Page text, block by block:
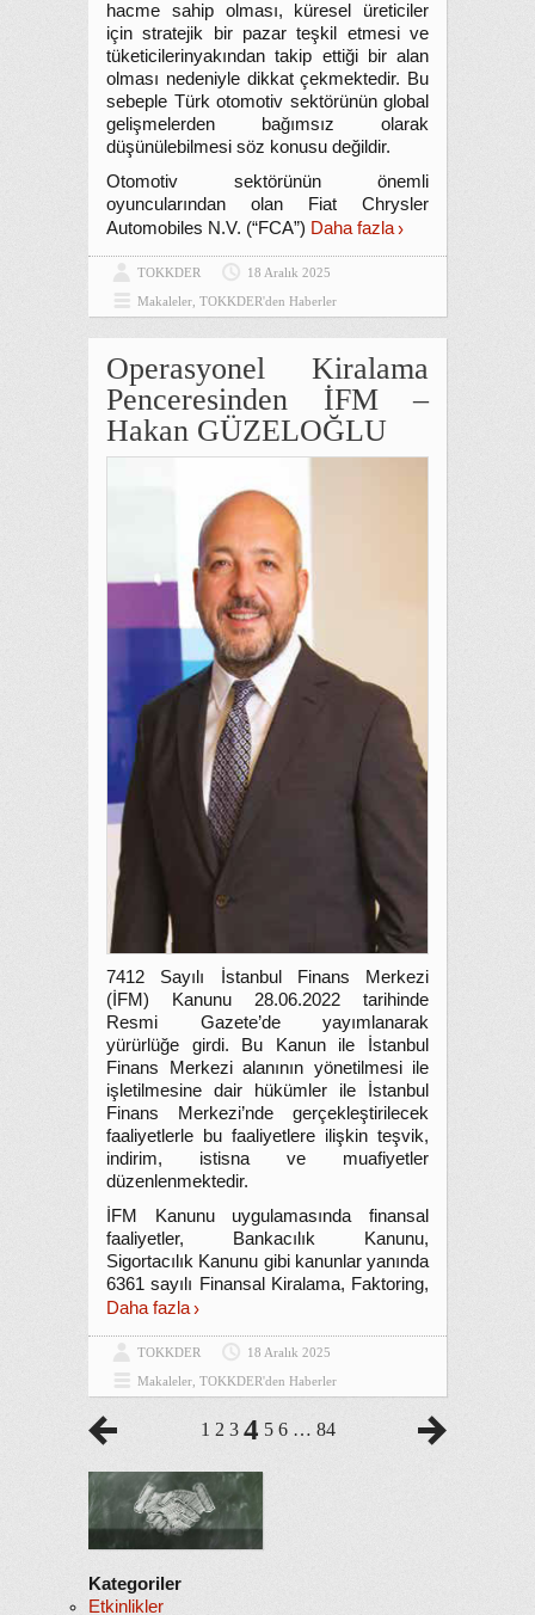
hacme sahip olması, küresel üreticiler
için stratejik bir pazar teşkil etmesi ve
tüketicilerinyakından takip ettiği bir alan
olması nedeniyle dikkat çekmektedir. Bu
sebeple Türk otomotiv sektörünün global
gelişmelerden bağımsız olarak
düşünülebilmesi söz konusu değildir.
Otomotiv sektörünün önemli
oyuncularından olan Fiat Chrysler
Automobiles N.V. (“FCA”) Daha fazla
TOKKDER
18 Aralık 2025
Makaleler TOKKDER'den Haberler
Operasyonel Kiralama
Penceresinden İFM –
Hakan GÜZELOĞLU
7412 Sayılı İstanbul Finans Merkezi
(İFM) Kanunu 28.06.2022 tarihinde
Resmi Gazete’de yayımlanarak
yürürlüğe girdi. Bu Kanun ile İstanbul
Finans Merkezi alanının yönetilmesi ile
işletilmesine dair hükümler ile İstanbul
Finans Merkezi’nde gerçekleştirilecek
faaliyetlerle bu faaliyetlere ilişkin teşvik,
indirim, istisna ve muafiyetler
düzenlenmektedir.
İFM Kanunu uygulamasında finansal
faaliyetler, Bankacılık Kanunu,
Sigortacılık Kanunu gibi kanunlar yanında
6361 sayılı Finansal Kiralama, Faktoring,
Daha fazla
TOKKDER
18 Aralık 2025
Makaleler TOKKDER'den Haberler
1 2 3 4 5 6 … 84
Kategoriler
Etkinlikler